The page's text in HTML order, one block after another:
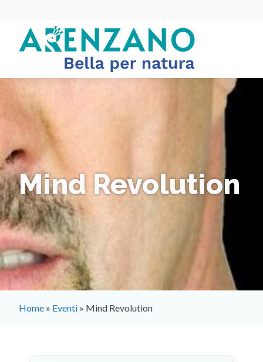
Mind Revolution
Home » Eventi » Mind Revolution